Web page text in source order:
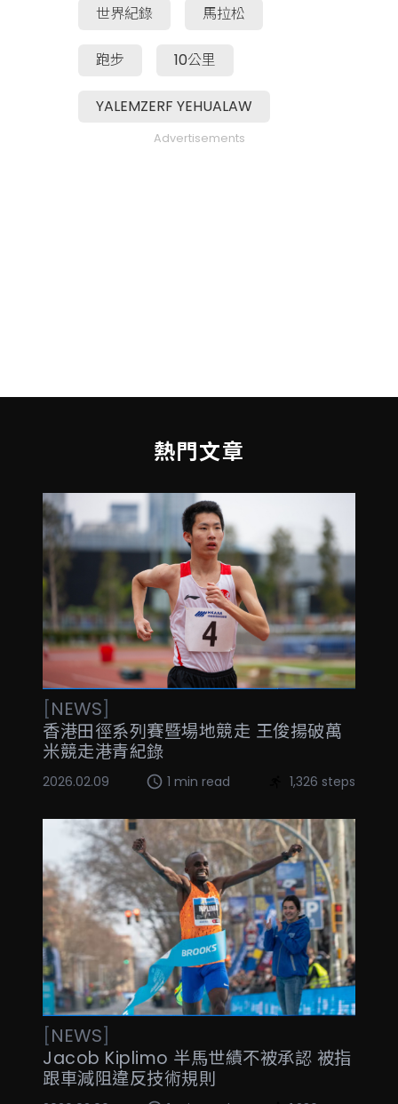
世界紀錄 馬拉松
跑步 10公里
YALEMZERF YEHUALAW
Advertisements
熱門文章
[NEWS]
香港田徑系列賽暨場地競走 王俊揚破萬
米競走港青紀錄
2026.02.09 1 min read 1,326 steps
[NEWS]
Jacob Kiplimo 半馬世績不被承認 被指
跟車減阻違反技術規則